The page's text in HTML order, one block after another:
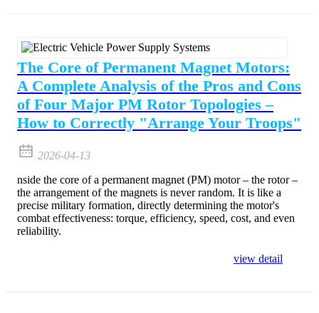
The Core of Permanent Magnet Motors:
A Complete Analysis of the Pros and Cons
of Four Major PM Rotor Topologies –
How to Correctly "Arrange Your Troops"
2026-04-13
nside the core of a permanent magnet (PM) motor – the rotor –
the arrangement of the magnets is never random. It is like a
precise military formation, directly determining the motor's
combat effectiveness: torque, efficiency, speed, cost, and even
reliability.
view detail